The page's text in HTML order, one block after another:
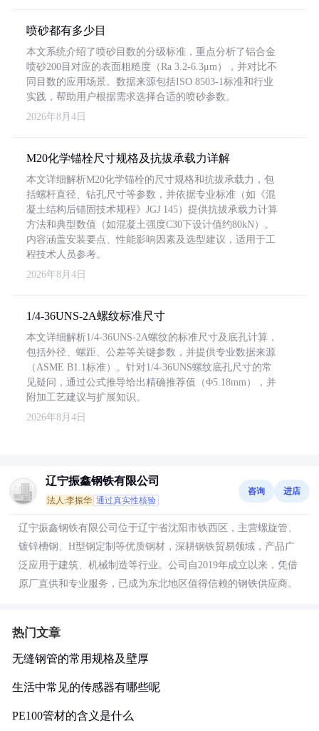
喷砂都有多少目
本文系统介绍了喷砂目数的分级标准，重点分析了铝合金
喷砂200目对应的表面粗糙度（Ra 3.2-6.3μm），并对比不
同目数的应用场景。数据来源包括ISO 8503-1标准和行业
实践，帮助用户根据需求选择合适的喷砂参数。
2026年8月4日
M20化学锚栓尺寸规格及抗拔承载力详解
本文详细解析M20化学锚栓的尺寸规格和抗拔承载力，包
括螺杆直径、钻孔尺寸等参数，并依据专业标准（如《混
凝土结构后锚固技术规程》JGJ 145）提供抗拔承载力计算
方法和典型数值（如混凝土强度C30下设计值约80kN）。
内容涵盖安装要点、性能影响因素及选型建议，适用于工
程技术人员参考。
2026年8月4日
1/4-36UNS-2A螺纹标准尺寸
本文详细解析1/4-36UNS-2A螺纹的标准尺寸及底孔计算，
包括外径、螺距、公差等关键参数，并提供专业数据来源
（ASME B1.1标准）。针对1/4-36UNS螺纹底孔尺寸的常
见疑问，通过公式推导给出精确推荐值（Φ5.18mm），并
附加工艺建议与扩展知识。
2026年8月4日
辽宁振鑫钢铁有限公司
法人:李振华 通过真实性核验
咨询 进店
辽宁振鑫钢铁有限公司位于辽宁省沈阳市铁西区，主营螺旋管、
镀锌槽钢、H型钢定制等优质钢材，深耕钢铁贸易领域，产品广
泛应用于建筑、机械制造等行业。公司自2019年成立以来，凭借
原厂直供和专业服务，已成为东北地区值得信赖的钢铁供应商。
热门文章
无缝钢管的常用规格及壁厚
生活中常见的传感器有哪些呢
PE100管材的含义是什么